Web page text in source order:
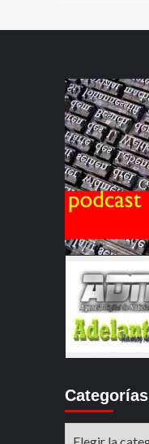
Categorías